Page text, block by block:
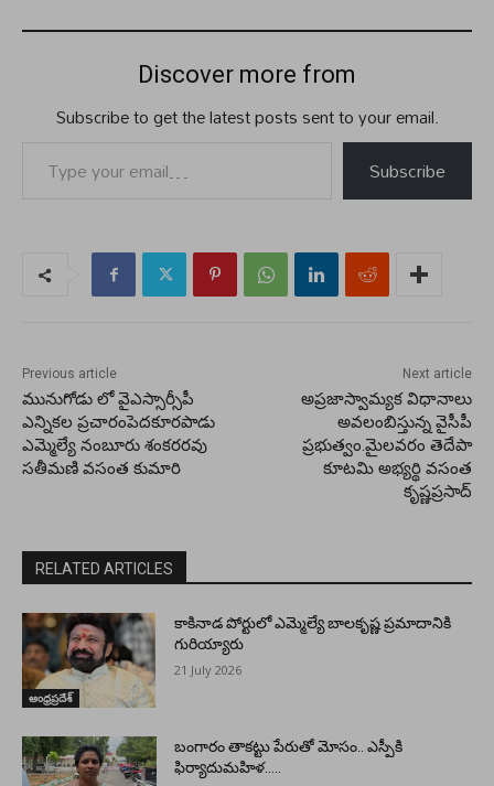
Discover more from
Subscribe to get the latest posts sent to your email.
Subscribe
Previous article
మునుగోడు లో వైఎస్సార్సీపీ
ఎన్నికల ప్రచారంపెదకూరపాడు
ఎమ్మెల్యే నంబూరు శంకరరవు
సతీమణి వసంత కుమారి
Next article
అప్రజాస్వామ్యక విధానాలు
అవలంబిస్తున్న వైసీపీ
ప్రభుత్వం.మైలవరం తెదేపా
కూటమి అభ్యర్థి వసంత
కృష్ణప్రసాద్
RELATED ARTICLES
ఆంధ్రప్రదేశ్
కాకినాడ పోర్టులో ఎమ్మెల్యే బాలకృష్ణ ప్రమాదానికి
గురియ్యారు
21 July 2026
బంగారం తాకట్టు పేరుతో మోసం.. ఎస్పీకి
ఫిర్యాదుమహిళ…..